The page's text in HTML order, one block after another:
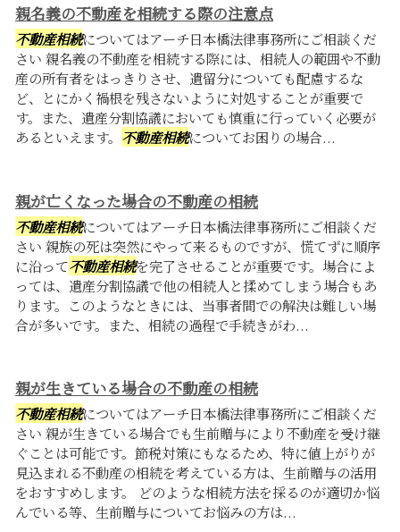
親名義の不動産を相続する際の注意点
不動産相続についてはアーチ日本橋法律事務所にご相談くだ
さい 親名義の不動産を相続する際には、相続人の範囲や不動
産の所有者をはっきりさせ、遺留分についても配慮するな
ど、とにかく禍根を残さないように対処することが重要で
す。また、遺産分割協議においても慎重に行っていく必要が
あるといえます。 不動産相続についてお困りの場合...
親が亡くなった場合の不動産の相続
不動産相続についてはアーチ日本橋法律事務所にご相談くだ
さい 親族の死は突然にやって来るものですが、慌てずに順序
に沿って不動産相続を完了させることが重要です。場合によ
っては、遺産分割協議で他の相続人と揉めてしまう場合もあ
ります。このようなときには、当事者間での解決は難しい場
合が多いです。また、相続の過程で手続きがわ...
親が生きている場合の不動産の相続
不動産相続についてはアーチ日本橋法律事務所にご相談くだ
さい 親が生きている場合でも生前贈与により不動産を受け継
ぐことは可能です。節税対策にもなるため、特に値上がりが
見込まれる不動産の相続を考えている方は、生前贈与の活用
をおすすめします。 どのような相続方法を採るのが適切か悩
んでいる等、生前贈与についてお悩みの方は...